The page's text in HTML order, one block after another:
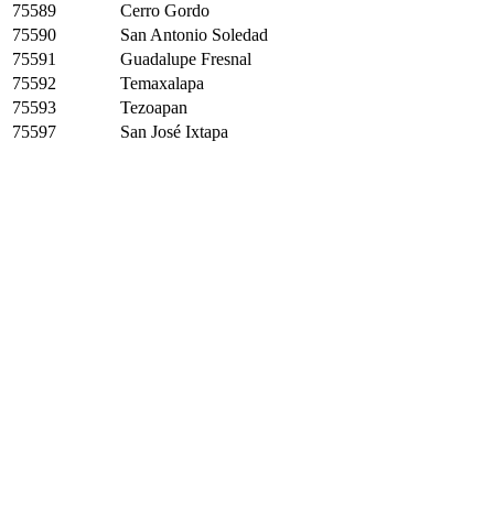
75589
Cerro Gordo
75590
San Antonio Soledad
75591
Guadalupe Fresnal
75592
Temaxalapa
75593
Tezoapan
75597
San José Ixtapa